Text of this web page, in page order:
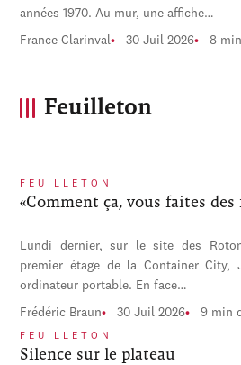
années 1970. Au mur, une affiche…
France Clarinval 30 Juil 2026 8
Feuilleton
FEUILLETON
«Comment ça, vous faites des
Lundi dernier, sur le site des
premier étage de la Container City,
ordinateur portable. En face…
Frédéric Braun 30 Juil 2026 9 min
FEUILLETON
Silence sur le plateau